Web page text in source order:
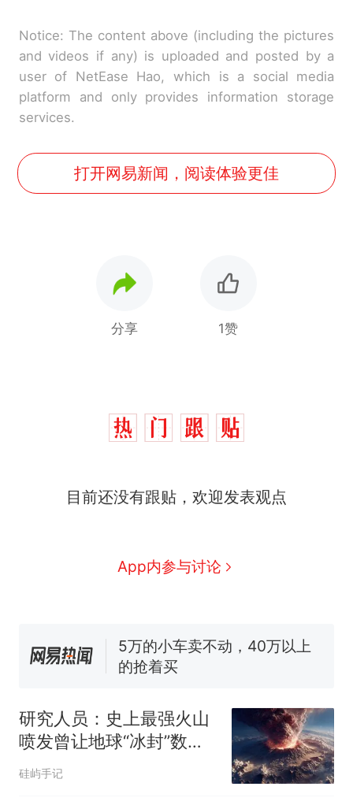
Notice: The content above (including the pictures
and videos if any) is uploaded and posted by a
user of NetEase Hao, which is a social media
platform and only provides information storage
services.
打开网易新闻，阅读体验更佳
分享 1赞
目前还没有跟贴，欢迎发表观点
App内参与讨论
全部作废，公平么？
新
全球唯一没有法定首都的国
线一圈，还曾两次到中国寻根
5060元才肯搬上楼！女子傻眼
空调24小时开着反而更省电？
电力部门回应
热 十多万人报名的考试，成绩
全部作废，公平么？
研究人员：史上最强火山
喷发曾让地球“冰封”数百
年
硅屿手记